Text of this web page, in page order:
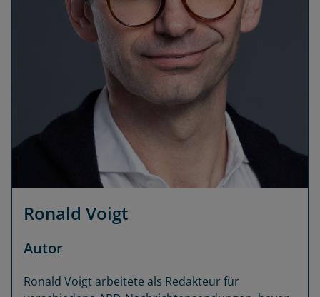
Ronald Voigt
Autor
Ronald Voigt arbeitete als Redakteur für